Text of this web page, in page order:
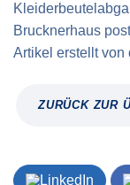
Brucknerhaus
Artikel erstellt von
ZURÜCK ZUR